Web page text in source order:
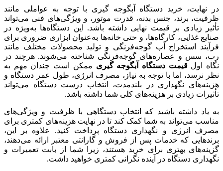
در نهایت، خرید دستگاه آبگوجه گیری با توجه به عواملی مانند
ظرفیت، برند، جنس بدنه، قدرت موتور، و ویژگی‌های فنی می‌تواند
تأثیر زیادی بر قیمت نهایی داشته باشد. این دستگاه‌ها به‌ویژه در
صنایع غذایی، کارگاه‌ها، و حتی خانه‌ها به‌عنوان ابزاری ضروری برای
فرآیند استخراج آب گوجه‌فرنگی و تولید محصولات مختلف مانند
رب، سس و عصاره‌های گوجه‌فرنگی شناخته می‌شوند. هرچند در
نگاه اولقیمت دستگاه آبگوجه گیری ممکن است چندان مهم به
نظر نرسد، اما با توجه به نیاز، مصرف انرژی، طول عمر دستگاه و
هزینه‌های نگهداری در بلندمدت، انتخاب درست دستگاه می‌تواند
تأثیرات زیادی بر هزینه‌های کلی شما داشته باشد.
به یاد داشته باشید که انتخاب دستگاهی با ظرفیت و ویژگی‌های
مناسب می‌تواند به شما کمک کند تا در نهایت هزینه‌های کمتری برای
مصرف انرژی و نگهداری دستگاه پرداخت کنید. علاوه بر این،
برندهایی که خدمات پس از فروش و گارانتی معتبر ارائه می‌دهند،
گزینه‌های بهتری برای خرید هستند، زیرا شما از بابت تعمیرات و
نگهداری دستگاه در آینده نگرانی کمتری خواهید داشت.